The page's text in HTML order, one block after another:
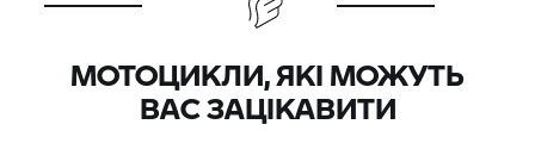
МОТОЦИКЛИ, ЯКІ МОЖУТЬ
ВАС ЗАЦІКАВИТИ